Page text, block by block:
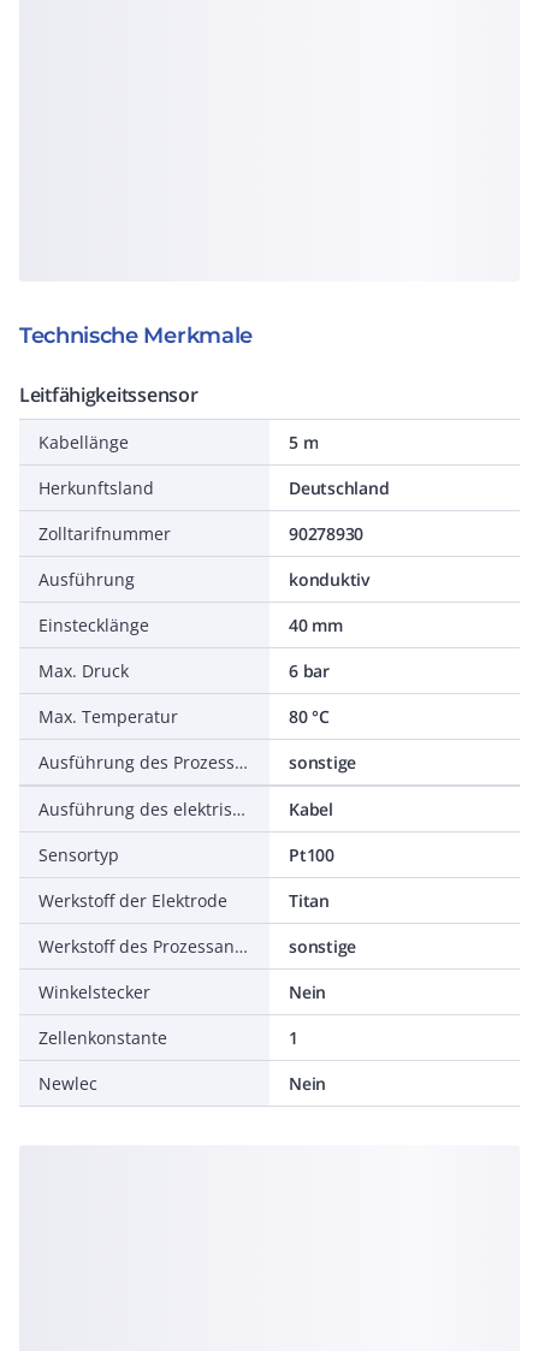
Technische Merkmale
Leitfähigkeitssensor
Kabellänge
5 m
Herkunftsland
Deutschland
Zolltarifnummer
90278930
Ausführung
konduktiv
Einstecklänge
40 mm
Max. Druck
6 bar
Max. Temperatur
80 °C
Ausführung des Prozessanschlusses
sonstige
Ausführung des elektrischen Anschlusses
Kabel
Sensortyp
Pt100
Werkstoff der Elektrode
Titan
Werkstoff des Prozessanschlusses
sonstige
Winkelstecker
Nein
Zellenkonstante
1
Newlec
Nein